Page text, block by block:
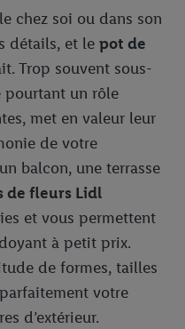
chez soi ou dans son
détails, et le pot de
Trop souvent sous-
pourtant un rôle
met en valeur leur
de votre
balcon, une terrasse
de fleurs Lidl
et vous permettent
à petit prix.
de formes, tailles
votre
d’extérieur.